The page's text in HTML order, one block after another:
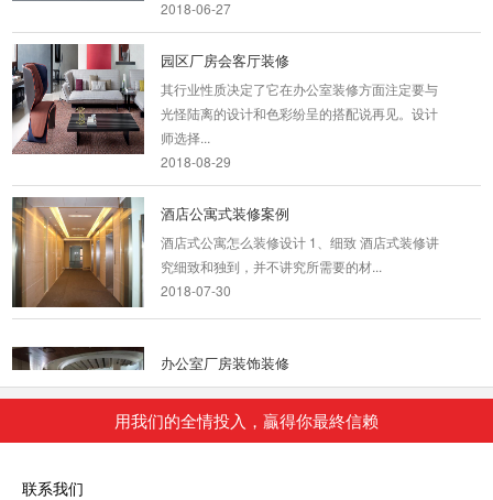
其行业性质决定了它在办公室装修方面注定要与
光怪陆离的设计和色彩纷呈的搭配说再见。设计
师选择...
2018-08-29
酒店式公寓怎么装修设计 1、细致 酒店式装修讲
究细致和独到，并不讲究所需要的材...
2018-07-30
厂房式办公室装修要注意三个层次的目标和三个
基本要求： 第一层次是美观大方，能够充分满
足...
2018-07-30
用我们的全情投入，贏得你最終信赖
联系我们